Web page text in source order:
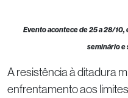
Evento acontece de 25 a 28/10,
seminário e
A resistência à ditadura
enfrentamento aos